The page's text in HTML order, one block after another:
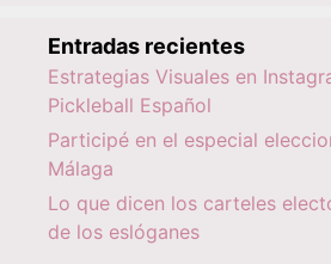
Entradas recientes
Estrategias Visuales en
Pickleball Español
Participé en el especial
Málaga
Lo que dicen los carteles
de los eslóganes